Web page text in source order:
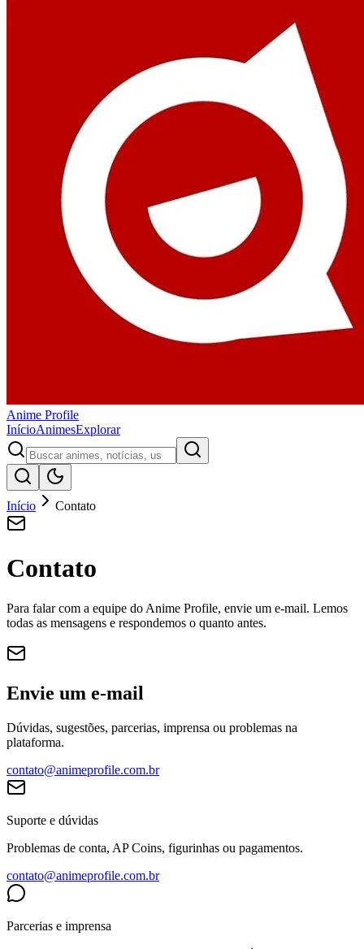
Anime Profile
InícioAnimesExplorar
Início Contato
Contato
Para falar com a equipe do Anime Profile, envie um e-mail. Lemos
todas as mensagens e respondemos o quanto antes.
Envie um e-mail
Dúvidas, sugestões, parcerias, imprensa ou problemas na
plataforma.
contato@animeprofile.com.br
Suporte e dúvidas
Problemas de conta, AP Coins, figurinhas ou pagamentos.
contato@animeprofile.com.br
Parcerias e imprensa